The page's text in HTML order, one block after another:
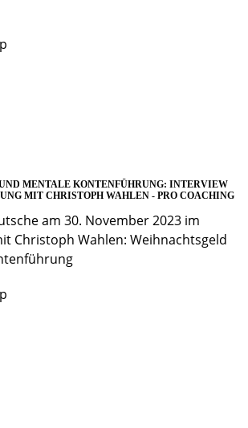
MENTALE KONTENFÜHRUNG: INTERVIEW
MIT CHRISTOPH WAHLEN - PRO COACHING
am 30. November 2023 im
Christoph Wahlen: Weihnachtsgeld